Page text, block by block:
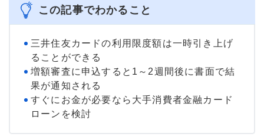
＞＞公式ページ
この記事でわかること
三井住友カードの利用限度額は一時引き上げ
ることができる
増額審査に申込すると1～2週間後に書面で結
果が通知される
すぐにお金が必要なら大手消費者金融カード
ローンを検討